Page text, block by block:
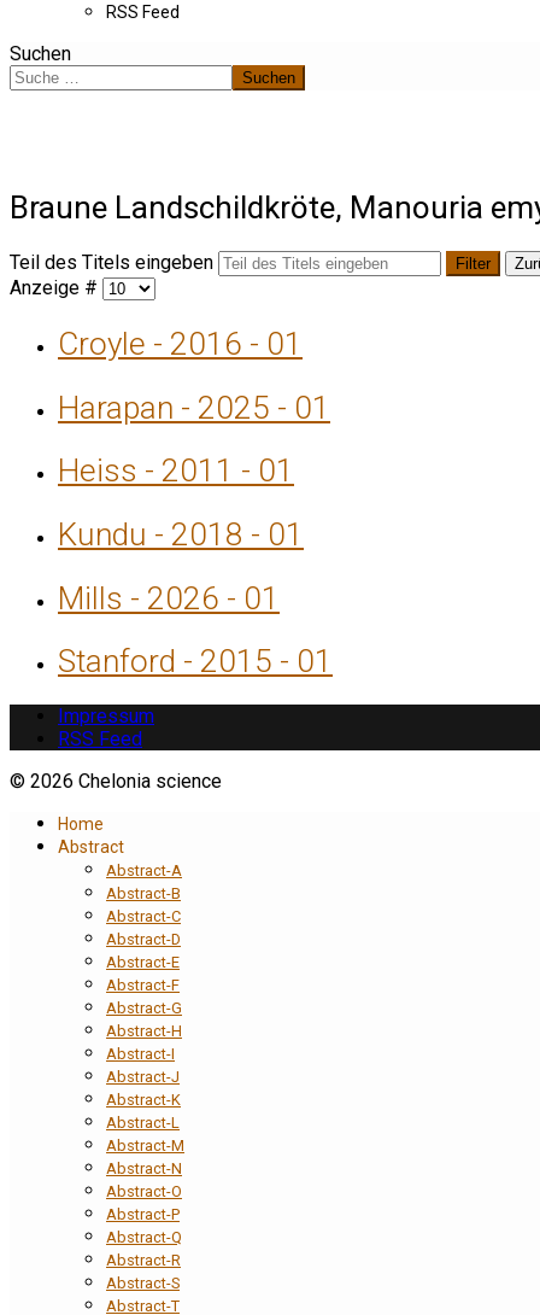
RSS Feed
Suchen
Suchen
Braune Landschildkröte, Manouria
Teil des Titels eingeben Filter
Anzeige #
Croyle - 2016 - 01
Harapan - 2025 - 01
Heiss - 2011 - 01
Kundu - 2018 - 01
Mills - 2026 - 01
Stanford - 2015 - 01
Impressum
RSS Feed
© 2026 Chelonia science
Home
Abstract
Abstract-A
Abstract-B
Abstract-C
Abstract-D
Abstract-E
Abstract-F
Abstract-G
Abstract-H
Abstract-I
Abstract-J
Abstract-K
Abstract-L
Abstract-M
Abstract-N
Abstract-O
Abstract-P
Abstract-Q
Abstract-R
Abstract-S
Abstract-T